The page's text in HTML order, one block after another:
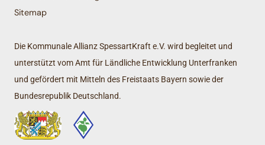
Sitemap
Die Kommunale Allianz SpessartKraft e.V. wird begleitet und
unterstützt vom Amt für Ländliche Entwicklung Unterfranken
und gefördert mit Mitteln des Freistaats Bayern sowie der
Bundesrepublik Deutschland.